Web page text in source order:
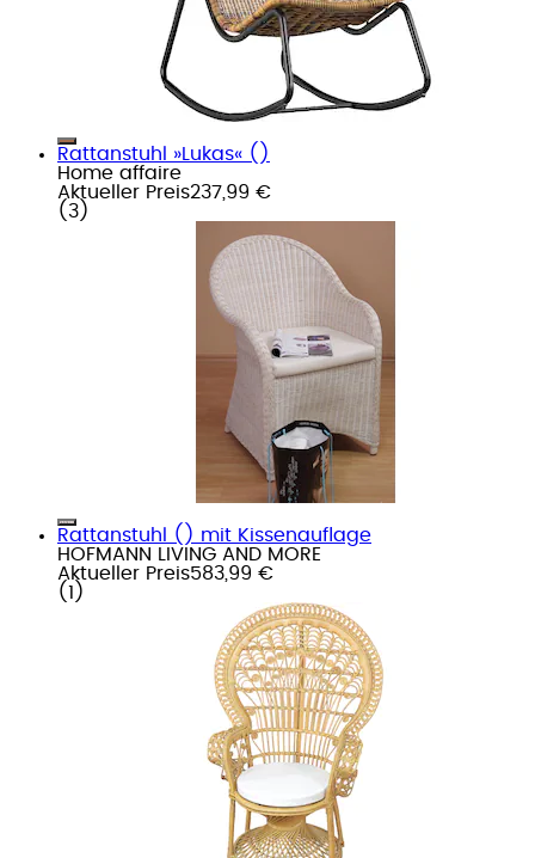
Rattanstuhl »Lukas« ()
Home affaire
Aktueller Preis237,99 €
( 3 )
Rattanstuhl () mit Kissenauflage
HOFMANN LIVING AND MORE
Aktueller Preis583,99 €
( 1 )